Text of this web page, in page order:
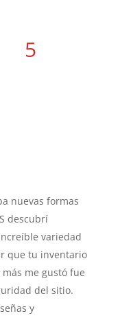
5
nuevas formas
descubrí
variedad
que tu inventario
me gustó fue
del sitio.
y